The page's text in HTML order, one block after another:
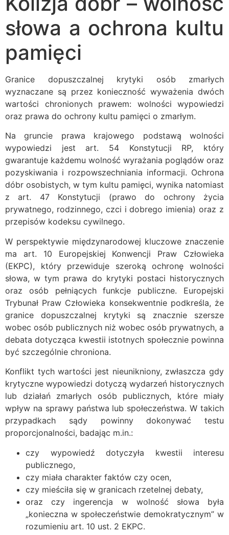
słowa a ochrona kultu
pamięci
Granice dopuszczalnej krytyki osób zmarłych
wyznaczane są przez konieczność wyważenia dwóch
wartości chronionych prawem: wolności wypowiedzi
oraz prawa do ochrony kultu pamięci o zmarłym.
Na gruncie prawa krajowego podstawą wolności
wypowiedzi jest art. 54 Konstytucji RP, który
gwarantuje każdemu wolność wyrażania poglądów oraz
pozyskiwania i rozpowszechniania informacji. Ochrona
dóbr osobistych, w tym kultu pamięci, wynika natomiast
z art. 47 Konstytucji (prawo do ochrony życia
prywatnego, rodzinnego, czci i dobrego imienia) oraz z
przepisów kodeksu cywilnego.
W perspektywie międzynarodowej kluczowe znaczenie
ma art. 10 Europejskiej Konwencji Praw Człowieka
(EKPC), który przewiduje szeroką ochronę wolności
słowa, w tym prawa do krytyki postaci historycznych
oraz osób pełniących funkcje publiczne. Europejski
Trybunał Praw Człowieka konsekwentnie podkreśla, że
granice dopuszczalnej krytyki są znacznie szersze
wobec osób publicznych niż wobec osób prywatnych, a
debata dotycząca kwestii istotnych społecznie powinna
być szczególnie chroniona.
Konflikt tych wartości jest nieunikniony, zwłaszcza gdy
krytyczne wypowiedzi dotyczą wydarzeń historycznych
lub działań zmarłych osób publicznych, które miały
wpływ na sprawy państwa lub społeczeństwa. W takich
przypadkach sądy powinny dokonywać testu
proporcjonalności, badając m.in.:
czy wypowiedź dotyczyła kwestii interesu
publicznego,
czy miała charakter faktów czy ocen,
czy mieściła się w granicach rzetelnej debaty,
oraz czy ingerencja w wolność słowa była
„konieczna w społeczeństwie demokratycznym” w
rozumieniu art. 10 ust. 2 EKPC.